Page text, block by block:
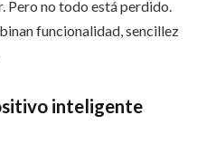
Pero no todo está perdido.
funcionalidad, sencillez
inteligente